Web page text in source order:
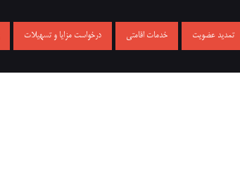
تمدید عضویت خدمات اقامتی درخواست مزایا و تسهیلات